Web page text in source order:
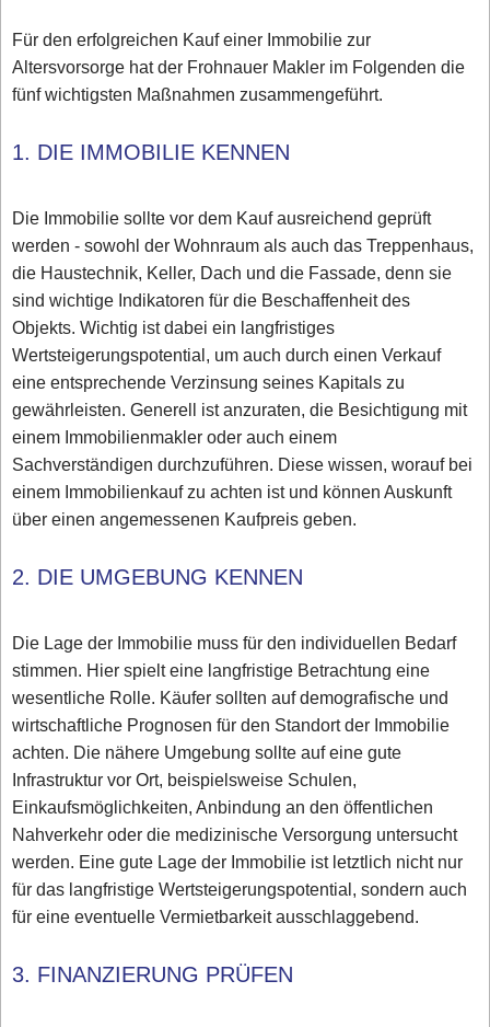
Für den erfolgreichen Kauf einer Immobilie zur
Altersvorsorge hat der Frohnauer Makler im Folgenden die
fünf wichtigsten Maßnahmen zusammengeführt.
1. DIE IMMOBILIE KENNEN
Die Immobilie sollte vor dem Kauf ausreichend geprüft
werden - sowohl der Wohnraum als auch das Treppenhaus,
die Haustechnik, Keller, Dach und die Fassade, denn sie
sind wichtige Indikatoren für die Beschaffenheit des
Objekts. Wichtig ist dabei ein langfristiges
Wertsteigerungspotential, um auch durch einen Verkauf
eine entsprechende Verzinsung seines Kapitals zu
gewährleisten. Generell ist anzuraten, die Besichtigung mit
einem Immobilienmakler oder auch einem
Sachverständigen durchzuführen. Diese wissen, worauf bei
einem Immobilienkauf zu achten ist und können Auskunft
über einen angemessenen Kaufpreis geben.
2. DIE UMGEBUNG KENNEN
Die Lage der Immobilie muss für den individuellen Bedarf
stimmen. Hier spielt eine langfristige Betrachtung eine
wesentliche Rolle. Käufer sollten auf demografische und
wirtschaftliche Prognosen für den Standort der Immobilie
achten. Die nähere Umgebung sollte auf eine gute
Infrastruktur vor Ort, beispielsweise Schulen,
Einkaufsmöglichkeiten, Anbindung an den öffentlichen
Nahverkehr oder die medizinische Versorgung untersucht
werden. Eine gute Lage der Immobilie ist letztlich nicht nur
für das langfristige Wertsteigerungspotential, sondern auch
für eine eventuelle Vermietbarkeit ausschlaggebend.
3. FINANZIERUNG PRÜFEN